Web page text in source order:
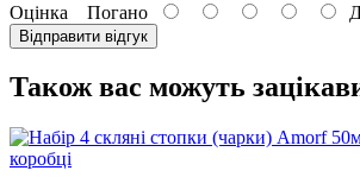
Оцінка Погано
Відправити відгук
Також вас можуть